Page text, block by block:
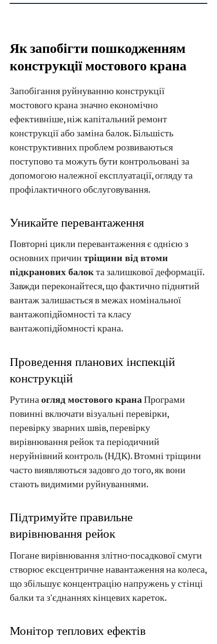
Як запобігти пошкодженням
конструкції мостового крана
Запобігання руйнуванню конструкції
мостового крана значно економічно
ефективніше, ніж капітальний ремонт
конструкції або заміна балок. Більшість
конструктивних проблем розвиваються
поступово та можуть бути контрольовані за
допомогою належної експлуатації, огляду та
профілактичного обслуговування.
Уникайте перевантаження
Повторні цикли перевантаження є однією з
основних причинтріщини від втоми
підкранових балокта залишкової деформації.
Завжди переконайтеся, що фактично піднятий
вантаж залишається в межах номінальної
вантажопідйомності та класу
вантажопідйомності крана.
Проведення планових інспекцій
конструкцій
Рутинаогляд мостового кранаПрограми
повинні включати візуальні перевірки,
перевірку зварних швів, перевірку
вирівнювання рейок та періодичний
неруйнівний контроль (НДК). Втомні тріщини
часто виявляються задовго до того, як вони
стають видимими руйнуваннями.
Підтримуйте правильне
вирівнювання рейок
Погане вирівнювання злітно-посадкової смуги
створює ексцентричне навантаження на колеса,
що збільшує концентрацію напружень у стінці
балки та з'єднаннях кінцевих кареток.
Монітор теплових ефектів